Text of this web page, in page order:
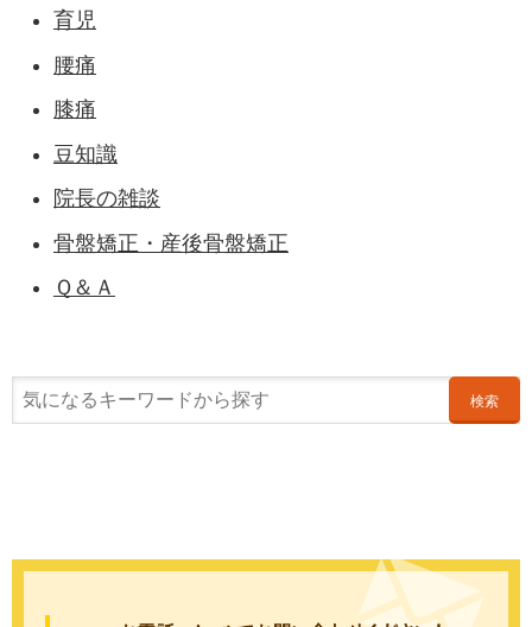
育児
腰痛
膝痛
豆知識
院長の雑談
骨盤矯正・産後骨盤矯正
Ｑ＆Ａ
検索